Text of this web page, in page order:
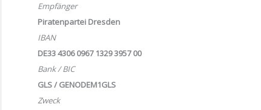
Empfänger
Piratenpartei Dresden
IBAN
DE33 4306 0967 1329 3957 00
Bank / BIC
GLS / GENODEM1GLS
Zweck